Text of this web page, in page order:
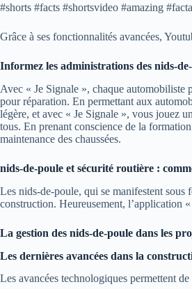
#shorts #facts #shortsvideo #amazing
Grâce à ses fonctionnalités avancées,
Informez les administrations des nids-
Avec « Je Signale », chaque automobiliste
pour réparation. En permettant aux
légère, et avec « Je Signale », vous jouez
tous. En prenant conscience de la
maintenance des chaussées.
nids-de-poule et sécurité routière :
Les nids-de-poule, qui se manifestent sous
construction. Heureusement, l’application
La gestion des nids-de-poule dans les
Les dernières avancées dans la
Les avancées technologiques permettent